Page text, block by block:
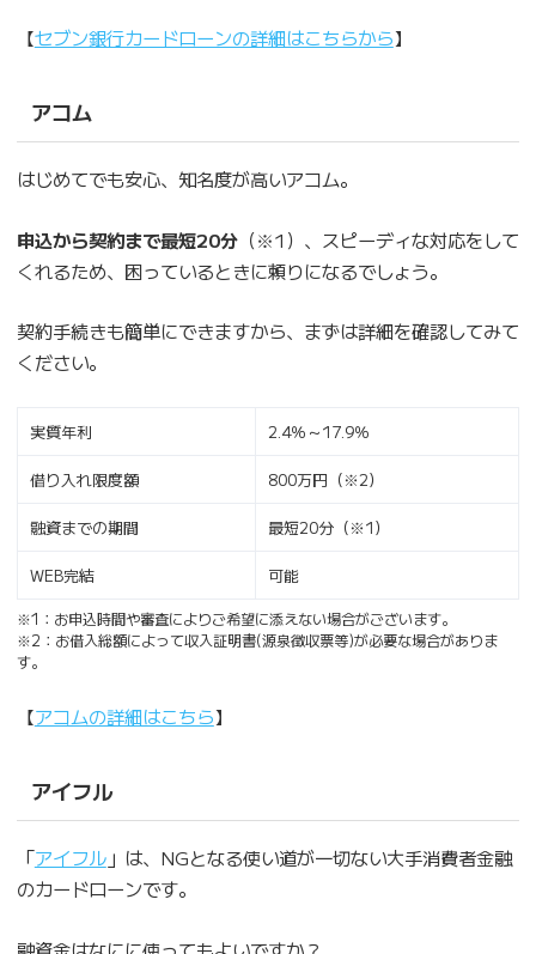
【セブン銀行カードローンの詳細はこちらから】
アコム
はじめてでも安心、知名度が高いアコム。
申込から契約まで最短20分（※1）、スピーディな対応をして
くれるため、困っているときに頼りになるでしょう。
契約手続きも簡単にできますから、まずは詳細を確認してみて
ください。
実質年利 2.4％～17.9％
借り入れ限度額 800万円（※2）
融資までの期間 最短20分（※1）
WEB完結 可能
※1：お申込時間や審査によりご希望に添えない場合がございます。
※2：お借入総額によって収入証明書(源泉徴収票等)が必要な場合がありま
す。
【アコムの詳細はこちら】
アイフル
「アイフル」は、NGとなる使い道が一切ない大手消費者金融
のカードローンです。